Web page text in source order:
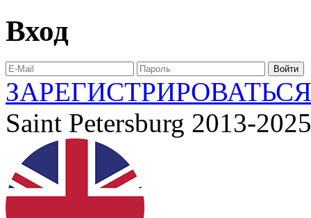
Вход
ЗАРЕГИСТРИРОВАТЬСЯ
Saint Petersburg 2013-2025